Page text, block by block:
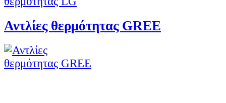
Αντλίες θερμότητας GREE